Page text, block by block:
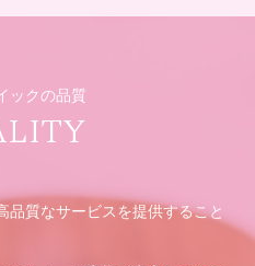
ックの品質
品質なサービスを提供すること